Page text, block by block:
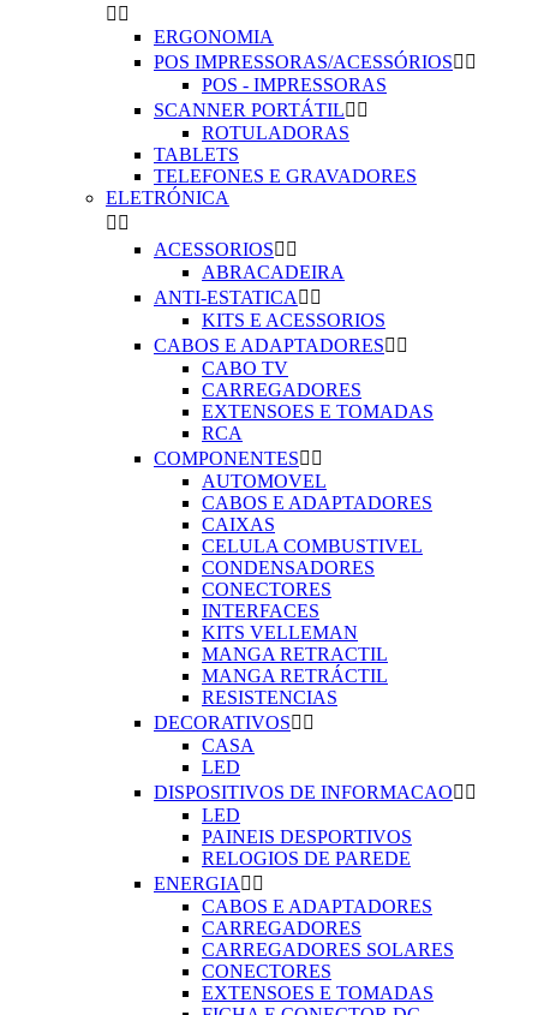
 
ERGONOMIA
POS IMPRESSORAS/ACESSÓRIOS 
POS - IMPRESSORAS
SCANNER PORTÁTIL 
ROTULADORAS
TABLETS
TELEFONES E GRAVADORES
ELETRÓNICA
 
ACESSORIOS 
ABRACADEIRA
ANTI-ESTATICA  
KITS E ACESSORIOS
CABOS E ADAPTADORES 
CABO TV
CARREGADORES
EXTENSOES E TOMADAS
RCA
COMPONENTES 
AUTOMOVEL
CABOS E ADAPTADORES
CAIXAS
CELULA COMBUSTIVEL
CONDENSADORES
CONECTORES
INTERFACES
KITS VELLEMAN
MANGA RETRACTIL
MANGA RETRÁCTIL
RESISTENCIAS
DECORATIVOS 
CASA
LED
DISPOSITIVOS DE INFORMACAO 
LED
PAINEIS DESPORTIVOS
RELOGIOS DE PAREDE
ENERGIA  
CABOS E ADAPTADORES
CARREGADORES
CARREGADORES SOLARES
CONECTORES
EXTENSOES E TOMADAS